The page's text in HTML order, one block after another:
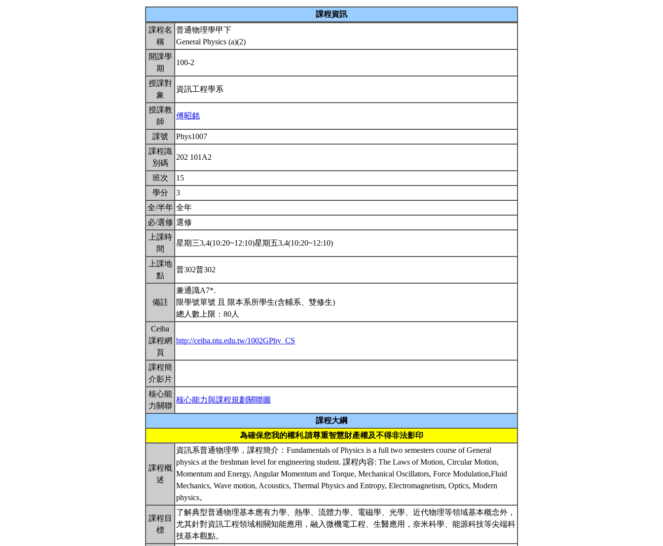
課程資訊
課程名
稱
普通物理學甲下
General Physics (a)(2)
開課學
期
100-2
授課對
象
資訊工程學系
授課教
師
傅昭銘
課號
Phys1007
課程識
別碼
202 101A2
班次
15
學分
3
全/半年 全年
必/選修 選修
上課時
間
星期三3,4(10:20~12:10)星期五3,4(10:20~12:10)
上課地
點
普302普302
備註
兼通識A7*.
限學號單號 且 限本系所學生(含輔系、雙修生)
總人數上限：80人
Ceiba
課程網
頁
http://ceiba.ntu.edu.tw/1002GPhy_CS
課程簡
介影片
核心能
力關聯
核心能力與課程規劃關聯圖
課程大綱
為確保您我的權利,請尊重智慧財產權及不得非法影印
課程概
述
資訊系普通物理學，課程簡介：Fundamentals of Physics is a full two semesters course of General
physics at the freshman level for engineering student. 課程內容: The Laws of Motion, Circular Motion,
Momentum and Energy, Angular Momentum and Torque, Mechanical Oscillators, Force Modulation,Fluid
Mechanics, Wave motion, Acoustics, Thermal Physics and Entropy, Electromagnetism, Optics, Modern
physics。
課程目
標
了解典型普通物理基本應有力學、熱學、流體力學、電磁學、光學、近代物理等領域基本概念外，
尤其針對資訊工程領域相關知能應用，融入微機電工程、生醫應用，奈米科學、能源科技等尖端科
技基本觀點。